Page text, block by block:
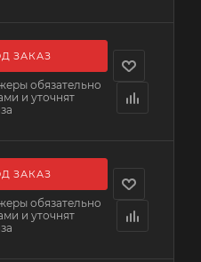
ЗАКАЗ
обязательно
и уточнят
ЗАКАЗ
обязательно
и уточнят